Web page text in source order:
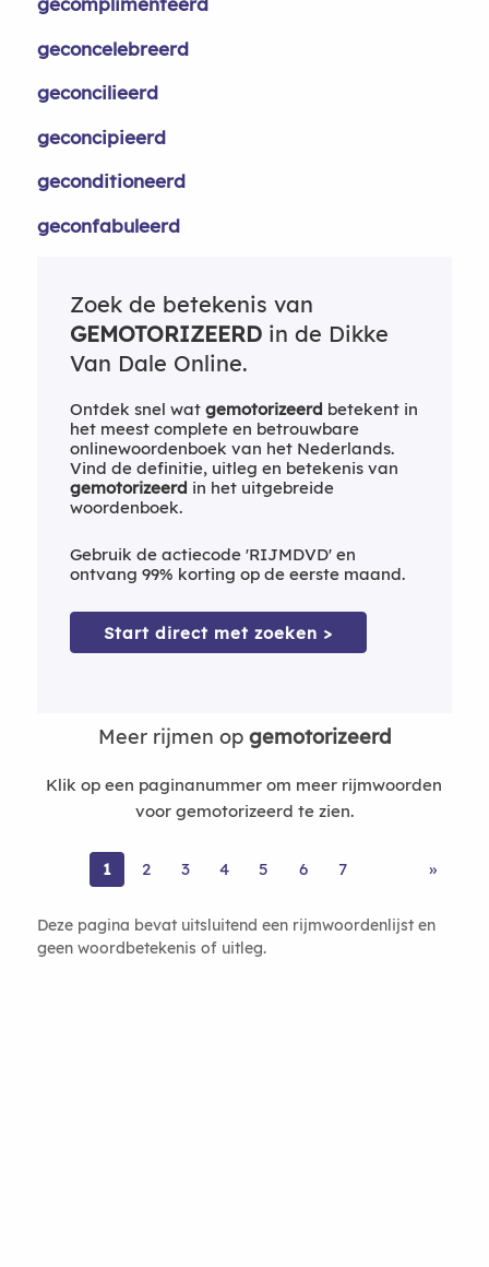
geconcelebreerd
geconcilieerd
geconcipieerd
geconditioneerd
geconfabuleerd
Zoek de betekenis van
GEMOTORIZEERDin de Dikke
Van Dale Online.
Ontdek snel wat gemotorizeerd betekent in
het meest complete en betrouwbare
onlinewoordenboek van het Nederlands.
Vind de definitie, uitleg en betekenis van
gemotorizeerd in het uitgebreide
woordenboek.
Gebruik de actiecode 'RIJMDVD' en
ontvang 99% korting op de eerste maand.
Start direct met zoeken >
Meer rijmen op gemotorizeerd
Klik op een paginanummer om meer rijmwoorden
voor gemotorizeerd te zien.
1 2 3 4 5 6 7 »
Deze pagina bevat uitsluitend een rijmwoordenlijst en
geen woordbetekenis of uitleg.